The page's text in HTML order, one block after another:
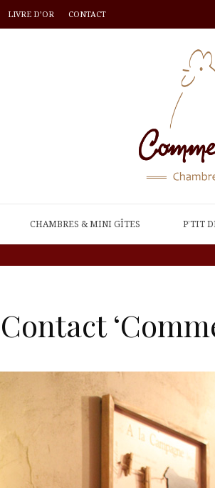
LIVRE D’OR CONTACT
CHAMBRES & MINI GÎTES P’TIT
Contact